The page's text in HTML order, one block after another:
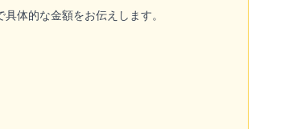
体的な金額をお伝えします。